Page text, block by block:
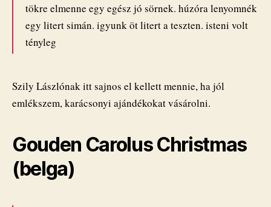
tökre elmenne egy egész jó sörnek. húzóra lenyomnék
egy litert simán. igyunk öt litert a teszten. isteni volt
tényleg
Szily Lászlónak itt sajnos el kellett mennie, ha jól
emlékszem, karácsonyi ajándékokat vásárolni.
Gouden Carolus Christmas
(belga)